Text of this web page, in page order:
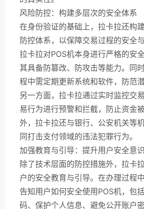
风险防控：构建多层次的安全体系
在身份验证的基础上，拉卡拉还构
防控体系，以保障交易过程的安全
拉卡拉对POS机本身进行严格的安
其具备防篡改、防攻击等能力。同
程中需定期更新系统和软件，防范
另一方面，拉卡拉通过实时监控交
易行为进行预警和拦截，防止资金
外，拉卡拉还与银行、公安机关等
同打击支付领域的违法犯罪行为。
加强教育与引导：提升用户安全意识
除了技术层面的防控措施外，拉卡
户的安全教育与引导。在办理过程
告知用户如何安全使用POS机，包
码、保护个人信息、避免公开账户